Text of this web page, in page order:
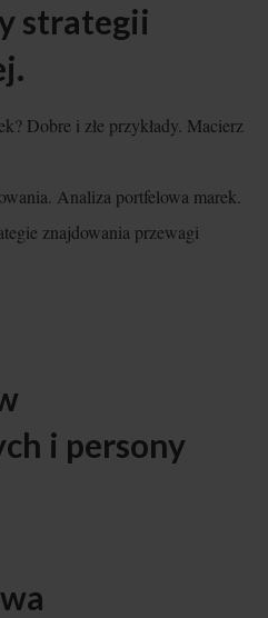
strategii
Dobre i złe przykłady. Macierz
Analiza portfelowa marek.
znajdowania przewagi
i persony